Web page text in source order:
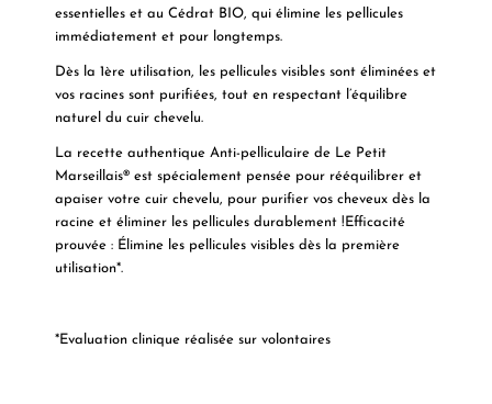
essentielles et au Cédrat BIO, qui élimine les pellicules
immédiatement et pour longtemps.
Dès la 1ère utilisation, les pellicules visibles sont éliminées et
vos racines sont purifiées, tout en respectant l’équilibre
naturel du cuir chevelu.
La recette authentique Anti-pelliculaire de Le Petit
Marseillais® est spécialement pensée pour rééquilibrer et
apaiser votre cuir chevelu, pour purifier vos cheveux dès la
racine et éliminer les pellicules durablement !Efficacité
prouvée : Élimine les pellicules visibles dès la première
utilisation*.
*Evaluation clinique réalisée sur volontaires